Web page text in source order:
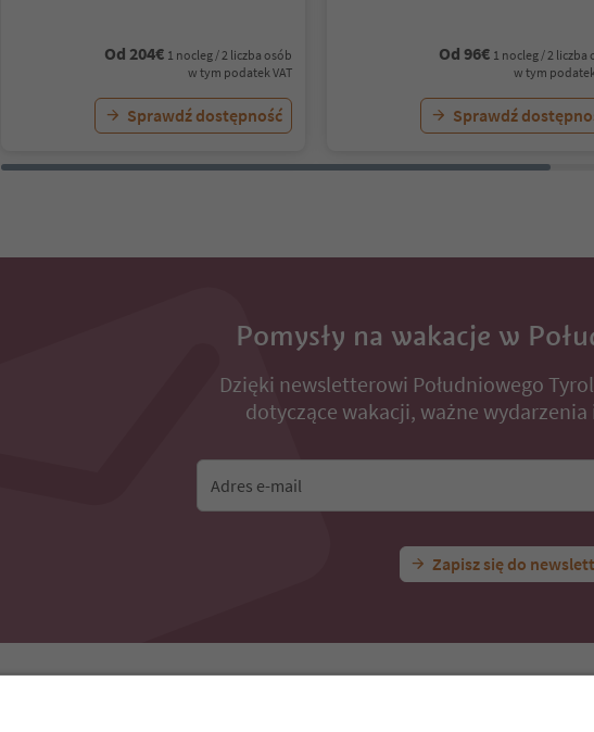
Od 204€ 1 nocleg / 2 liczba osób
w tym podatek VAT
Sprawdź dostępność
Od 96€ 1 nocleg / 2 liczba
w tym
Sprawdź
Pomysły na wakacje w
Dzięki newsletterowi Południowego
dotyczące wakacji, ważne
Adres e-mail
Zapisz się do